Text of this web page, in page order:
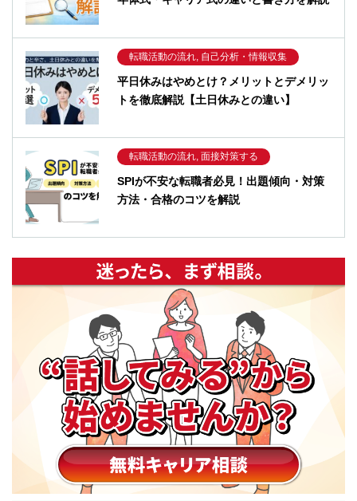
転職活動の流れ, 自己分析・情報収集
平日休みはやめとけ？メリットとデメリッ
トを徹底解説【土日休みとの違い】
転職活動の流れ, 面接対策する
SPIが不安な転職者必見！出題傾向・対策
方法・合格のコツを解説